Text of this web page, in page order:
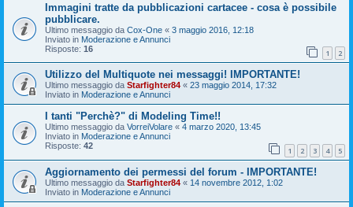
Immagini tratte da pubblicazioni cartacee - cosa è possibile
pubblicare.
Ultimo messaggio da Cox-One « 3 maggio 2016, 12:18
Inviato in Moderazione e Annunci
Risposte: 16 1 2
Utilizzo del Multiquote nei messaggi! IMPORTANTE!
Ultimo messaggio da Starfighter84 « 23 maggio 2014, 17:32
Inviato in Moderazione e Annunci
I tanti "Perchè?" di Modeling Time!!
Ultimo messaggio da VorreiVolare « 4 marzo 2020, 13:45
Inviato in Moderazione e Annunci
Risposte: 42 1 2 3 4 5
Aggiornamento dei permessi del forum - IMPORTANTE!
Ultimo messaggio da Starfighter84 « 14 novembre 2012, 1:02
Inviato in Moderazione e Annunci